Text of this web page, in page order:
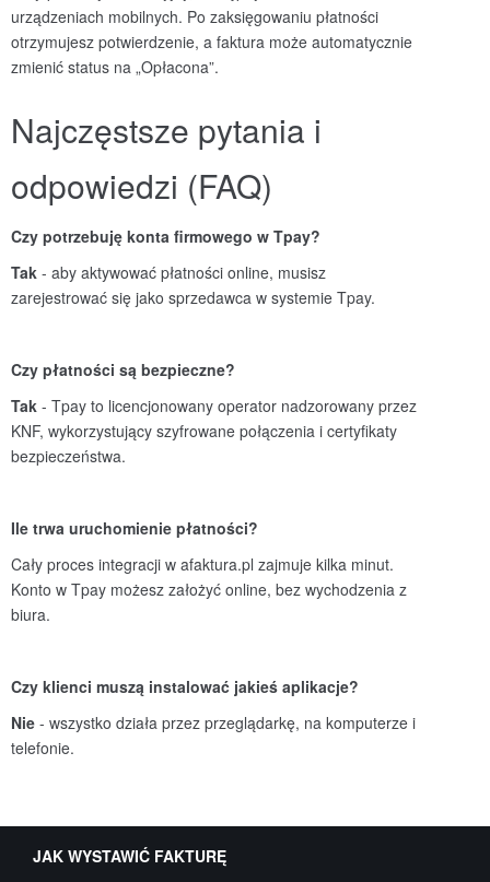
urządzeniach mobilnych. Po zaksięgowaniu płatności
otrzymujesz potwierdzenie, a faktura może automatycznie
zmienić status na „Opłacona”.
Najczęstsze pytania i
odpowiedzi (FAQ)
Czy potrzebuję konta firmowego w Tpay?
Tak - aby aktywować płatności online, musisz
zarejestrować się jako sprzedawca w systemie Tpay.
Czy płatności są bezpieczne?
Tak - Tpay to licencjonowany operator nadzorowany przez
KNF, wykorzystujący szyfrowane połączenia i certyfikaty
bezpieczeństwa.
Ile trwa uruchomienie płatności?
Cały proces integracji w afaktura.pl zajmuje kilka minut.
Konto w Tpay możesz założyć online, bez wychodzenia z
biura.
Czy klienci muszą instalować jakieś aplikacje?
Nie - wszystko działa przez przeglądarkę, na komputerze i
telefonie.
JAK WYSTAWIĆ FAKTURĘ